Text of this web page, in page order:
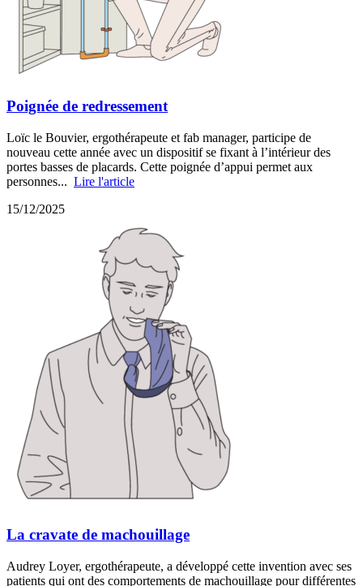
Poignée de redressement
Loïc le Bouvier, ergothérapeute et fab manager, participe de
nouveau cette année avec un dispositif se fixant à l’intérieur des
portes basses de placards. Cette poignée d’appui permet aux
personnes... Lire l'article
15/12/2025
La cravate de machouillage
Audrey Loyer, ergothérapeute, a développé cette invention avec ses
patients qui ont des comportements de machouillage pour différentes